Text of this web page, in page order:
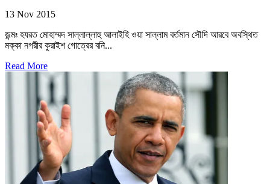
13 Nov 2015
জন্মঃ হযরত মোহাম্মদ সাল্লাল্লাহু আলাইহি ওয়া সাল্লাম বর্তমান সৌদি আরবে অবস্থিত
মক্কা নগরীর কুরাইশ গোত্রের বনি...
Read More